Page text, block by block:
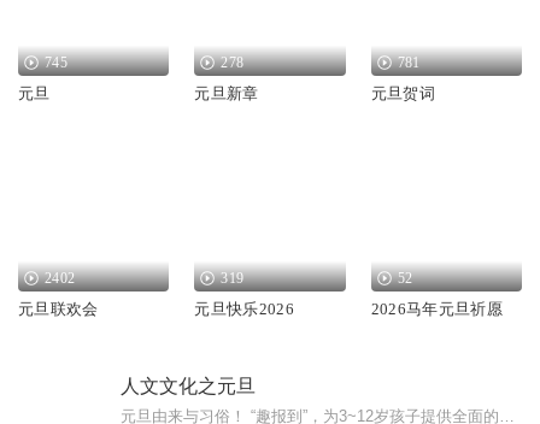
745
元旦
278
元旦新章
781
元旦贺词
2402
元旦联欢会
319
元旦快乐2026
52
2026马年元旦祈愿
人文文化之元旦